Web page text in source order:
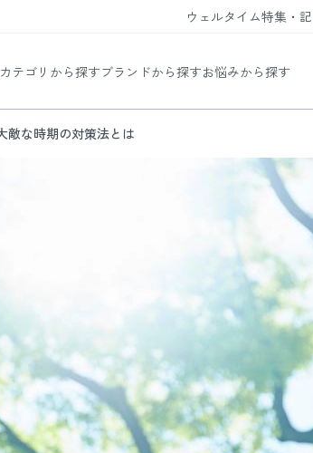
ウェルタイム
ビューティータイム
ヘルスケアタイム
ライフスタイルタイム
特集・
メン
LINE
お問
ご利
カテゴリから探す
メイク
ブランドから探す
コラリッチソア
コラリッチ オードトワレ
お悩みから探す
敵な時期の対策法とは